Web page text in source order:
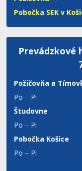
Pobočka SEK v
Prevádzkové
Požičovňa a
Po – Pi
Študovne
Po – Pi
Pobočka Košice
Po – Pi